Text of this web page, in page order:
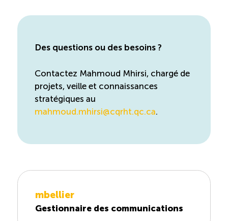
Des questions ou des besoins ?
Contactez Mahmoud Mhirsi, chargé de
projets, veille et connaissances
stratégiques au
mahmoud.mhirsi@cqrht.qc.ca.
mbellier
Gestionnaire des communications